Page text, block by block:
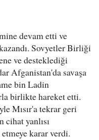
devam etti ve
Sovyetler Birliği
ve desteklediği
Afganistan'da savaşa
bin Ladin
birlikte hareket etti.
Mısır'a tekrar geri
cihat yanlısı
karar verdi.